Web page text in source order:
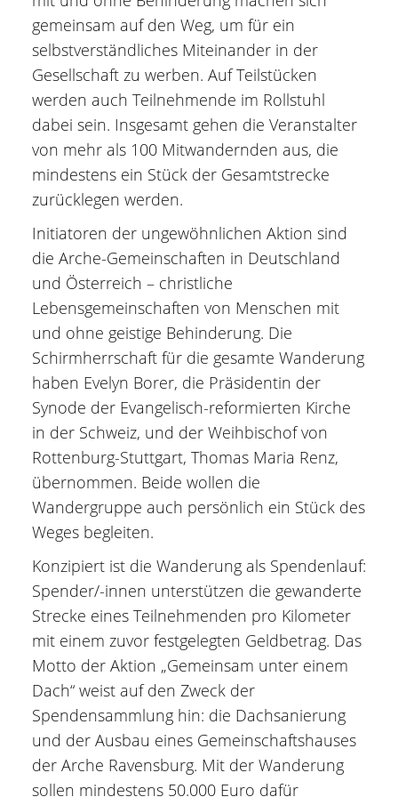
gemeinsam auf den Weg, um für ein
selbstverständliches Miteinander in der
Gesellschaft zu werben. Auf Teilstücken
werden auch Teilnehmende im Rollstuhl
dabei sein. Insgesamt gehen die Veranstalter
von mehr als 100 Mitwandernden aus, die
mindestens ein Stück der Gesamtstrecke
zurücklegen werden.
Initiatoren der ungewöhnlichen Aktion sind
die Arche-Gemeinschaften in Deutschland
und Österreich – christliche
Lebensgemeinschaften von Menschen mit
und ohne geistige Behinderung. Die
Schirmherrschaft für die gesamte Wanderung
haben Evelyn Borer, die Präsidentin der
Synode der Evangelisch-reformierten Kirche
in der Schweiz, und der Weihbischof von
Rottenburg-Stuttgart, Thomas Maria Renz,
übernommen. Beide wollen die
Wandergruppe auch persönlich ein Stück des
Weges begleiten.
Konzipiert ist die Wanderung als Spendenlauf:
Spender/-innen unterstützen die gewanderte
Strecke eines Teilnehmenden pro Kilometer
mit einem zuvor festgelegten Geldbetrag. Das
Motto der Aktion „Gemeinsam unter einem
Dach“ weist auf den Zweck der
Spendensammlung hin: die Dachsanierung
und der Ausbau eines Gemeinschaftshauses
der Arche Ravensburg. Mit der Wanderung
sollen mindestens 50.000 Euro dafür